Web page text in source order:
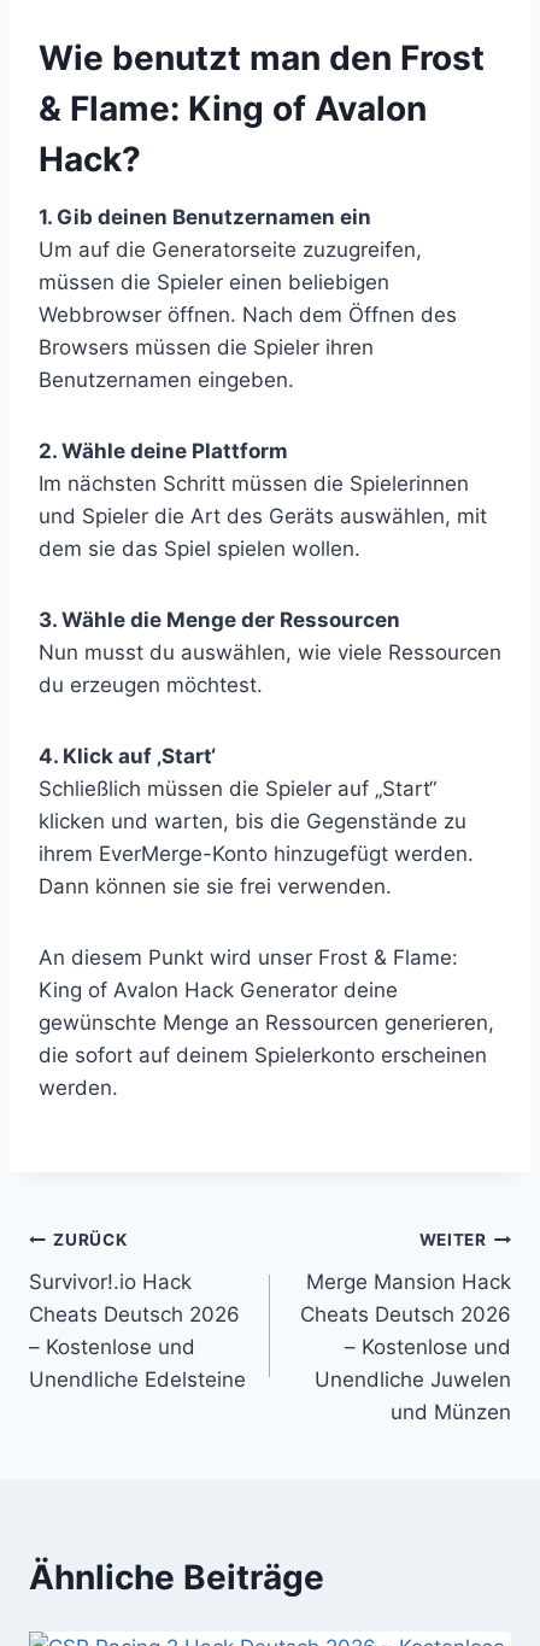
​Wie benutzt man den Frost
& Flame: King of Avalon
Hack?
1. Gib deinen Benutzernamen ein
Um auf die Generatorseite zuzugreifen,
müssen die Spieler einen beliebigen
Webbrowser öffnen. Nach dem Öffnen des
Browsers müssen die Spieler ihren
Benutzernamen eingeben.
2. Wähle deine Plattform
Im nächsten Schritt müssen die Spielerinnen
und Spieler die Art des Geräts auswählen, mit
dem sie das Spiel spielen wollen.
3. Wähle die Menge der Ressourcen
Nun musst du auswählen, wie viele Ressourcen
du erzeugen möchtest.
4. Klick auf ‚Start‘
Schließlich müssen die Spieler auf „Start“
klicken und warten, bis die Gegenstände zu
ihrem EverMerge-Konto hinzugefügt werden.
Dann können sie sie frei verwenden.
An diesem Punkt wird unser Frost & Flame:
King of Avalon Hack Generator deine
gewünschte Menge an Ressourcen generieren,
die sofort auf deinem Spielerkonto erscheinen
werden.
Beitragsnavigation
ZURÜCK
Survivor!.io Hack
Cheats Deutsch 2026
– Kostenlose und
Unendliche Edelsteine
WEITER
Merge Mansion Hack
Cheats Deutsch 2026
– Kostenlose und
Unendliche Juwelen
und Münzen
Ähnliche Beiträge